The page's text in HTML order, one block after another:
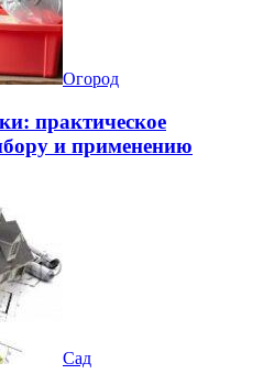
Огород
практическое
и применению
Сад